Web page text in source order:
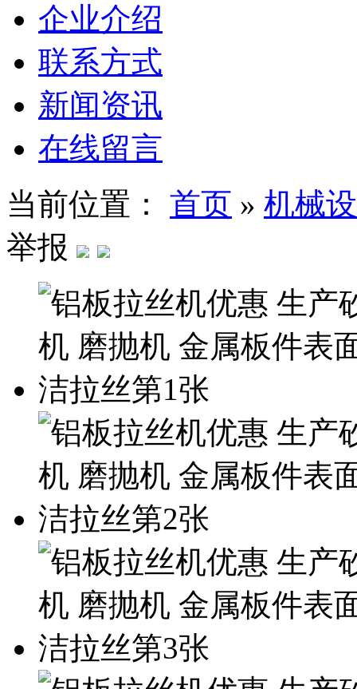
企业介绍
联系方式
新闻资讯
在线留言
当前位置： 首页 » 机械
举报